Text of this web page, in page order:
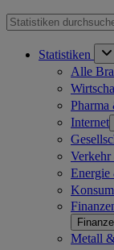
Statistiken
Alle
Pharma
Internet
Metall